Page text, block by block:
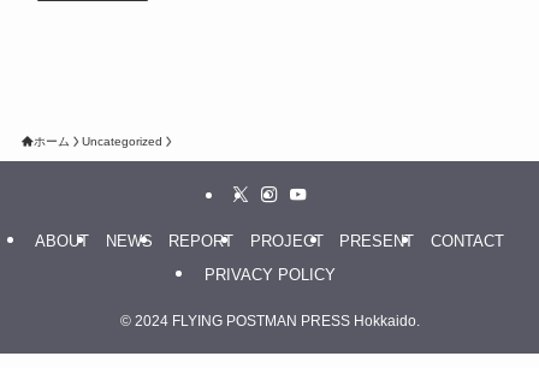
ホーム Uncategorized
ABOUT NEWS REPORT PROJECT PRESENT
CONTACT
PRIVACY POLICY
©2024 FLYING POSTMAN PRESS Hokkaido.